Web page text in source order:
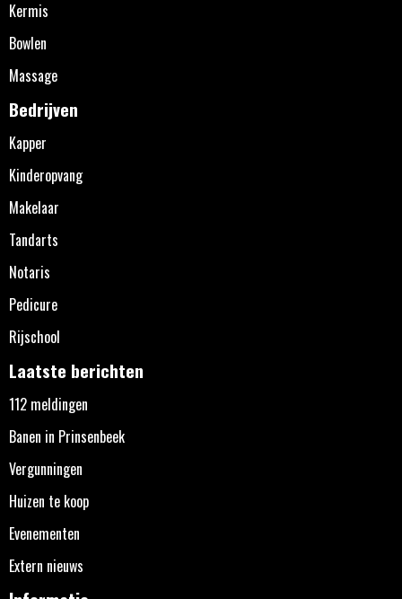
Kermis
Bowlen
Massage
Bedrijven
Kapper
Kinderopvang
Makelaar
Tandarts
Notaris
Pedicure
Rijschool
Laatste berichten
112 meldingen
Banen in Prinsenbeek
Vergunningen
Huizen te koop
Evenementen
Extern nieuws